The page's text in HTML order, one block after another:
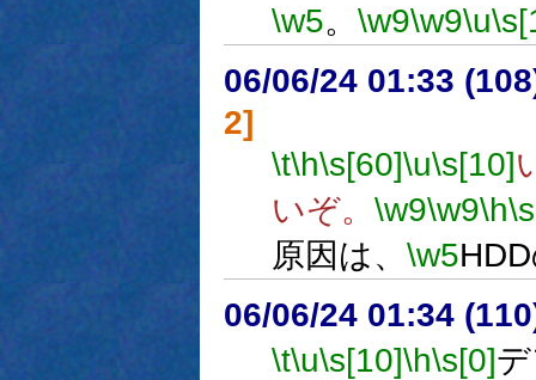
\w5。 \w9\w9\u
06/06/24 01:33
2]
\t\h\s[60]\u\s[10]
いぞ。 \w9\w9\h
原因は、 \w5
06/06/24 01:34
\t\u\s[10]\h\s[0]